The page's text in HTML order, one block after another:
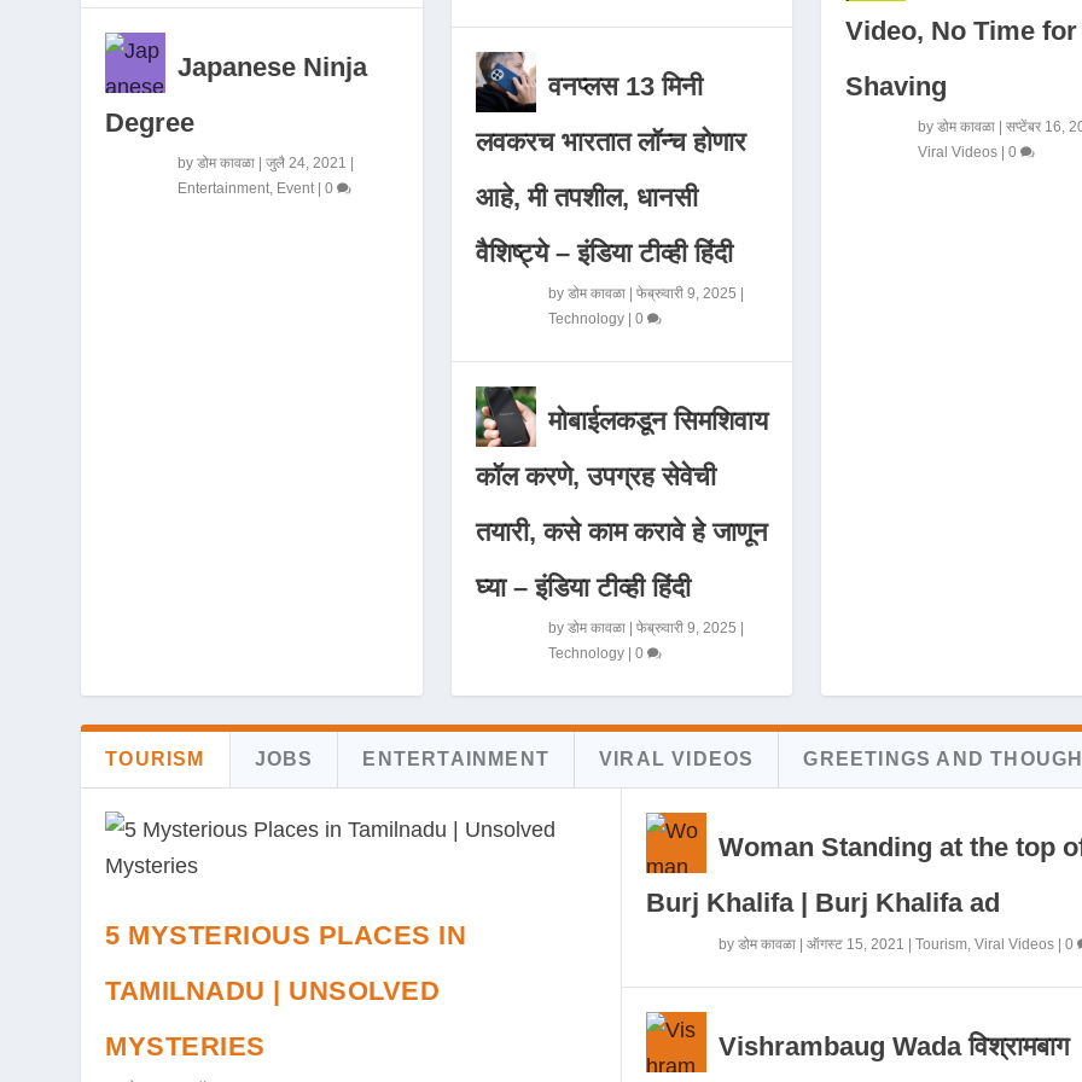
Japanese Ninja
Degree
byडोम कावळा |जुलै 24, 2021 |
Entertainment Event |0
वनप्लस 13 मिनी
लवकरच भारतात लॉन्च होणार
आहे, मी तपशील, धानसी
वैशिष्ट्ये – इंडिया टीव्ही हिंदी
by डोम कावळा| फेब्रुवारी 9, 2025
Technology| 0
मोबाईलकडून सिमशिवाय
कॉल करणे, उपग्रह सेवेची
तयारी, कसे काम करावे हे जाणून
घ्या – इंडिया टीव्ही हिंदी
by डोम कावळा| फेब्रुवारी 9, 2025
Technology| 0
Video, No Time for
Shaving
by डोम कावळा| सप्टेंबर 16,
Viral Videos| 0
TOURISM JOBS ENTERTAINMENT VIRAL VIDEOS GREETINGS AND
5 MYSTERIOUS PLACES IN
TAMILNADU | UNSOLVED
MYSTERIES
Woman Standing at the top
Burj Khalifa | Burj Khalifa ad
by डोम कावळा| ऑगस्ट 15, 2021 Tourism, Viral Videos| 0
Vishrambaug Wada विश्रामबाग